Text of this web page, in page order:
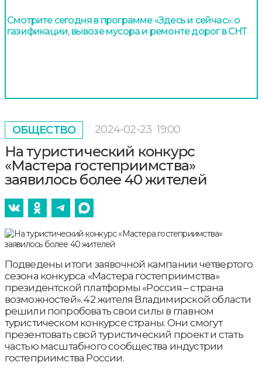
Смотрите сегодня в программе «Здесь и сейчас»: о
газификации, вывозе мусора и ремонте дорог в СНТ
ОБЩЕСТВО 2024-02-23 19:00
На туристический конкурс
«Мастера гостеприимства»
заявилось более 40 жителей
Подведены итоги заявочной кампании четвертого
сезона конкурса «Мастера гостеприимства»
президентской платформы «Россия – страна
возможностей». 42 жителя Владимирской области
решили попробовать свои силы в главном
туристическом конкурсе страны. Они смогут
презентовать свой туристический проект и стать
частью масштабного сообщества индустрии
гостеприимства России.